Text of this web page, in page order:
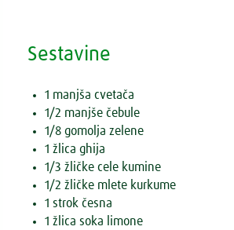
Sestavine
1 manjša cvetača
1/2 manjše čebule
1/8 gomolja zelene
1 žlica ghija
1/3 žličke cele kumine
1/2 žličke mlete kurkume
1 strok česna
1 žlica soka limone